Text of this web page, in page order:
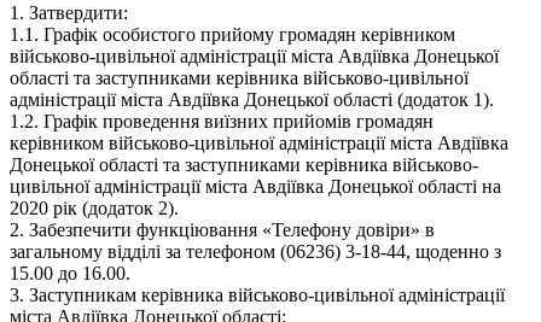
1. Затвердити:
1.1. Графік особистого прийому громадян керівником
військово-цивільної адміністрації міста Авдіївка Донецької
області та заступниками керівника військово-цивільної
адміністрації міста Авдіївка Донецької області (додаток 1).
1.2. Графік проведення виїзних прийомів громадян
керівником військово-цивільної адміністрації міста Авдіївка
Донецької області та заступниками керівника військово-
цивільної адміністрації міста Авдіївка Донецької області на
2020 рік (додаток 2).
2. Забезпечити функціювання «Телефону довіри» в
загальному відділі за телефоном (06236) 3-18-44, щоденно з
15.00 до 16.00.
3. Заступникам керівника військово-цивільної адміністрації
міста Авдіївка Донецької області: